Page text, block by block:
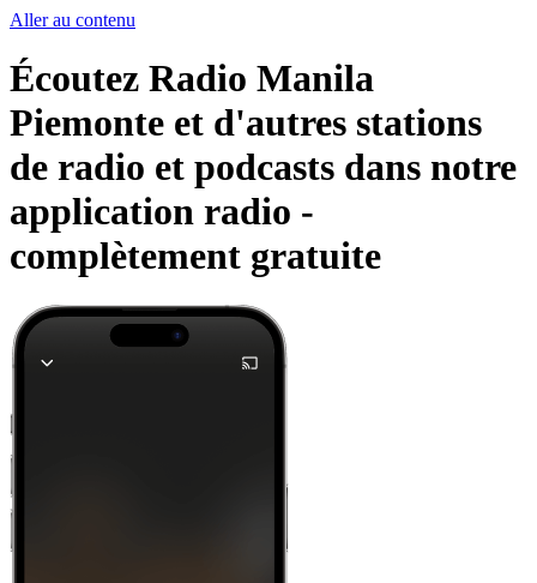
Aller au contenu
Écoutez Radio Manila
Piemonte et d'autres stations
de radio et podcasts dans notre
application radio -
complètement gratuite